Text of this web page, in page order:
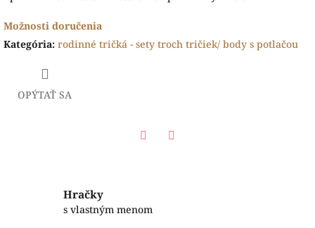
Možnosti doručenia
Kategória: rodinné tričká - sety troch tričiek/ body s potlačou
OPÝTAŤ SA
Hračky
s vlastným menom